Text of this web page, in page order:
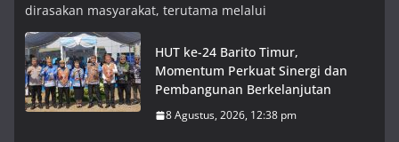
dirasakan masyarakat, terutama melalui
HUT ke-24 Barito Timur,
Momentum Perkuat Sinergi dan
Pembangunan Berkelanjutan
8 Agustus, 2026, 12:38 pm